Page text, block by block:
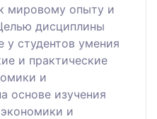
мировому опыту и
дисциплины
у студентов умения
и практические
и
основе изучения
и